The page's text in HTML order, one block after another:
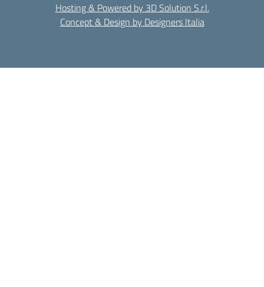
Hosting & Powered by 3D Solution S.r.l.
Concept & Design by Designers Italia